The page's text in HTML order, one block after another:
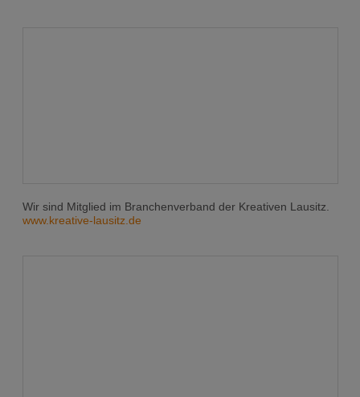
Wir sind Mitglied im Branchenverband der Kreativen Lausitz.
www.kreative-lausitz.de